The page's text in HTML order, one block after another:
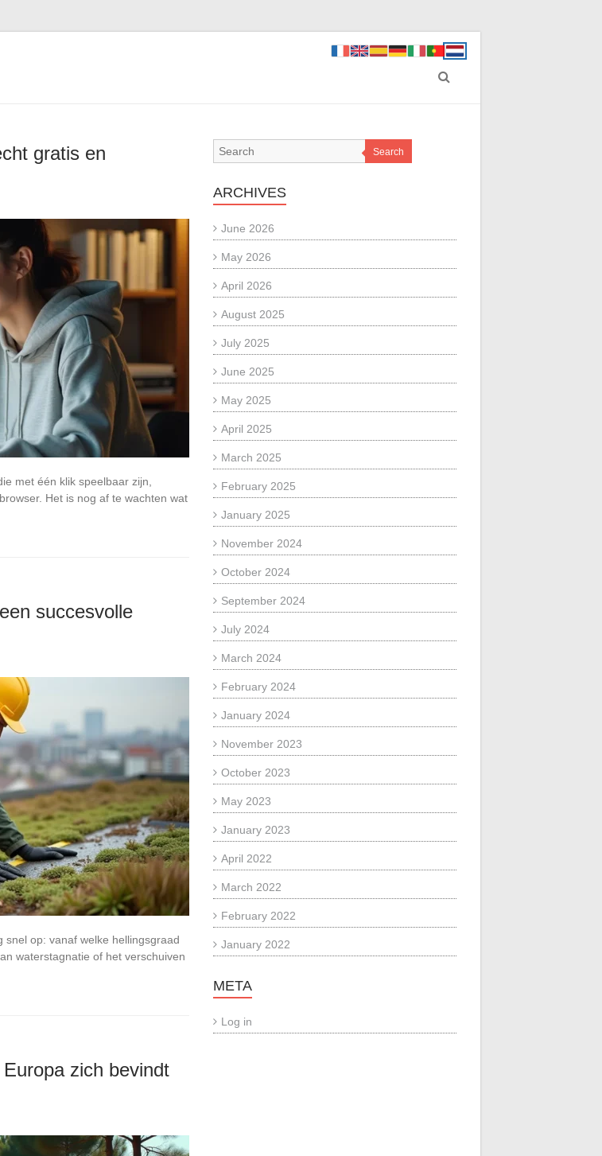
gratis en
met één klik speelbaar zijn,
Het is nog af te wachten wat
succesvolle
op: vanaf welke hellingsgraad
waterstagnatie of het verschuiven
zich bevindt
Search
ARCHIVES
June 2026
May 2026
April 2026
August 2025
July 2025
June 2025
May 2025
April 2025
March 2025
February 2025
January 2025
November 2024
October 2024
September 2024
July 2024
March 2024
February 2024
January 2024
November 2023
October 2023
May 2023
January 2023
April 2022
March 2022
February 2022
January 2022
META
Log in